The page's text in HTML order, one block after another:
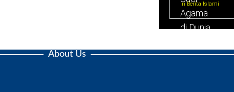
In Berita Islami
About Us